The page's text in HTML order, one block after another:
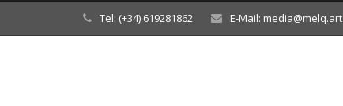
Tel: (+34) 619281862 E-Mail: media@melq.art